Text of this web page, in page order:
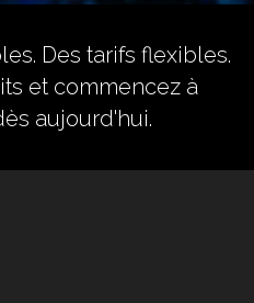
Des tarifs flexibles.
et commencez à
aujourd'hui.